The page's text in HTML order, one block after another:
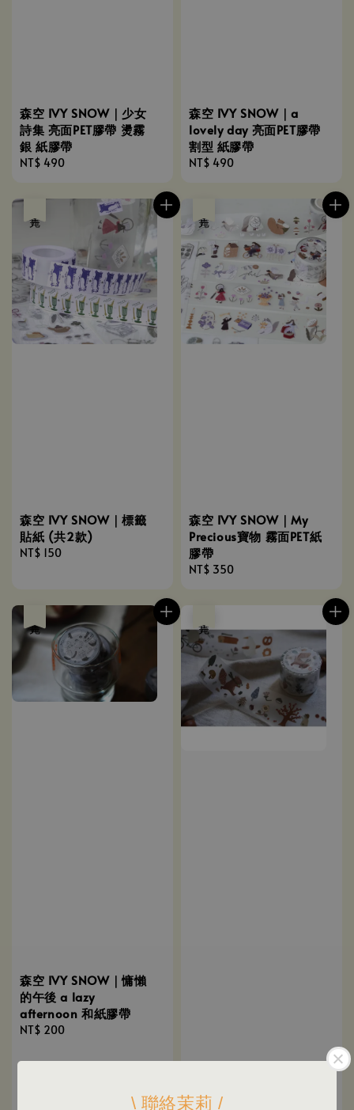
\ 聯絡茉莉 /
森空 IVY SNOW｜少女
詩集 亮面PET膠帶 燙霧
銀 紙膠帶
Regular
NT$ 490
森空 IVY SNOW｜a
lovely day 亮面PET膠帶
割型 紙膠帶
Regular
NT$ 490
森空 IVY SNOW｜標籤
貼紙 (共2款)
Regular
NT$ 150
森空 IVY SNOW｜My
Precious寶物 霧面PET紙
膠帶
Regular
NT$ 350
森空 IVY SNOW｜慵懶
的午後 a lazy
afternoon 和紙膠帶
Regular
NT$ 200
Forest Kitchen 森林廚房